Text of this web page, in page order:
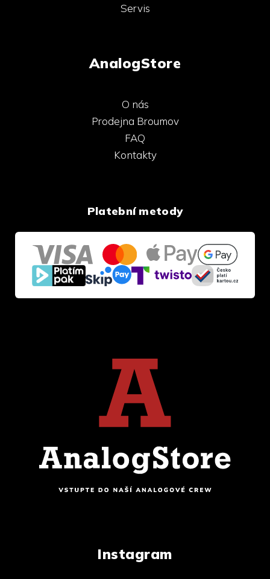
Servis
AnalogStore
O nás
Prodejna Broumov
FAQ
Kontakty
Platební metody
Instagram